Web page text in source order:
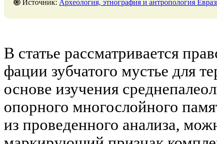
Источник: Археология, этнография и антропология Евразии, № 1, 31
В статье рассматривается
фации зубчатого мустье для
основе изучения
опорного многослойного
из проведенного анализа,